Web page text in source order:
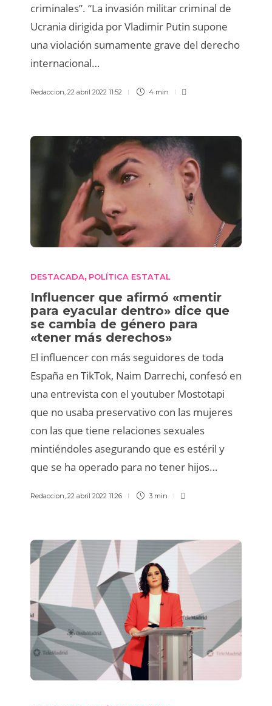
criminales”. “La invasión militar criminal de
Ucrania dirigida por Vladimir Putin supone
una violación sumamente grave del derecho
internacional…
Redaccion, 22 abril 2022 11:52 4 min
DESTACADA, POLÍTICA ESTATAL
Influencer que afirmó «mentir
para eyacular dentro» dice que
se cambia de género para
«tener más derechos»
El influencer con más seguidores de toda
España en TikTok, Naim Darrechi, confesó en
una entrevista con el youtuber Mostotapi
que no usaba preservativo con las mujeres
con las que tiene relaciones sexuales
mintiéndoles asegurando que es estéril y
que se ha operado para no tener hijos…
Redaccion 22 abril 2022 11:26 3 min